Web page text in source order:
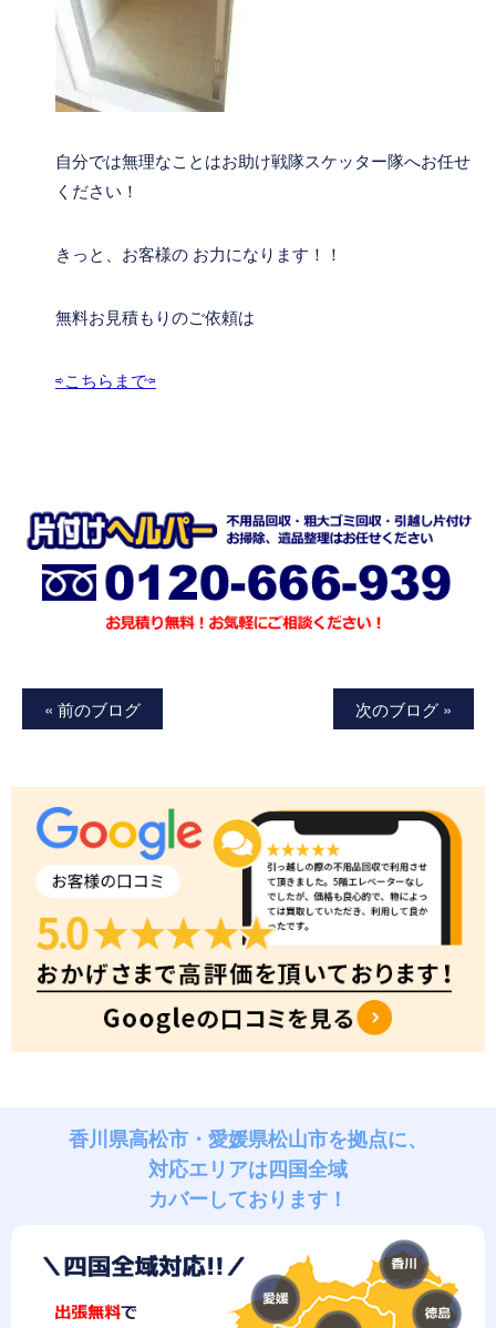
自分では無理なことはお助け戦隊スケッター隊へお任せ
ください！
きっと、お客様の お力になります！！
無料お見積もりのご依頼は
⇨こちらまで⇦
« 前のブログ 次のブログ »
香川県高松市・愛媛県松山市を拠点に、
対応エリアは四国全域
カバーしております！